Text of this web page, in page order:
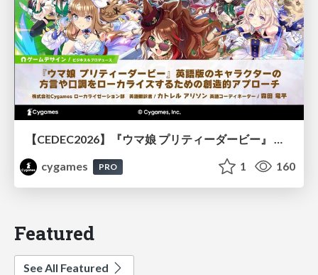
【CEDEC2026】『ウマ娘 プリティーダービー』 英語版のキャラクターの方言や口調をローカライズするための創造的アプローチ
cygames
PRO 1 160
Featured
See All Featured